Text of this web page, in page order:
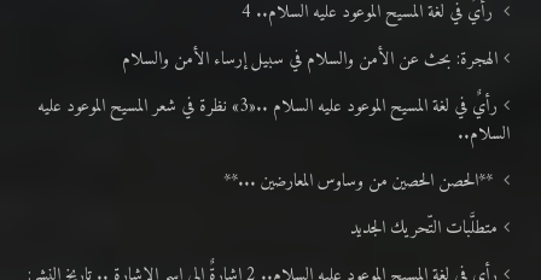
رأيٌ في لغة المسيح الموعود عليه السلام.. 4
الهجرة: بحث عن الأمن والسلام في سبيل إرساء الأمن والسلام
رأيٌ في لغة المسيح الموعود عليه السلام ..«3» نظرة في شعر المسيح الموعود عليه
السلام..
**الحصن الحصين من وساوس المعارضين ...**
متطلَّبات التّحريك الجديد